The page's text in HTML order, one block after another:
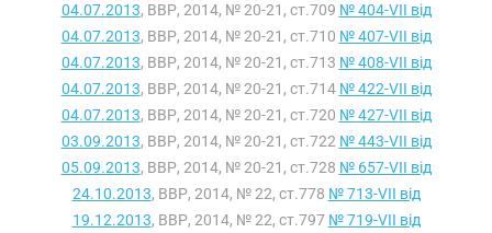
04.07.2013, ВВР, 2014, № 20-21, ст.709 № 404-VII від
04.07.2013, ВВР, 2014, № 20-21, ст.710 № 407-VII від
04.07.2013, ВВР, 2014, № 20-21, ст.713 № 408-VII від
04.07.2013, ВВР, 2014, № 20-21, ст.714 № 422-VII від
04.07.2013, ВВР, 2014, № 20-21, ст.720 № 427-VII від
03.09.2013, ВВР, 2014, № 20-21, ст.722 № 443-VII від
05.09.2013, ВВР, 2014, № 20-21, ст.728 № 657-VII від
24.10.2013, ВВР, 2014, № 22, ст.778 № 713-VII від
19.12.2013, ВВР, 2014, № 22, ст.797 № 719-VII від